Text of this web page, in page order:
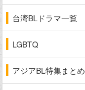
台湾BLドラマ一覧
LGBTQ
アジアBL特集まとめ